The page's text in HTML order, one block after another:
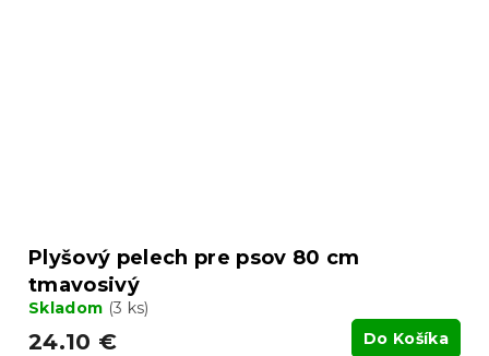
Plyšový pelech pre psov 80 cm
tmavosivý
Skladom (3 ks)
24.10 € Do Košíka